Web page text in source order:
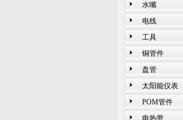
水嘴
电线
工具
铜管件
盘管
太阳能仪表
POM管件